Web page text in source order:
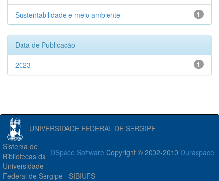
1
Sustentabilidade e meio ambiente
Data de Publicação
1
2023
UNIVERSIDADE FEDERAL DE SERGIPE
DSpace Software Copyright © 2002-2010 Duraspace
Sistema de
Bibliotecas da
Universidade
Federal de Sergipe - SIBIUFS